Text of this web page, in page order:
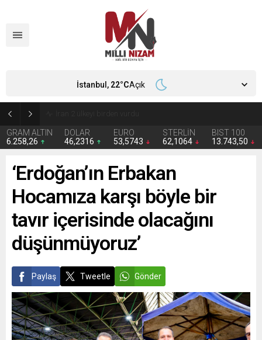
GRAM ALTIN
6.258,26
DOLAR
46,2316
EURO
53,5743
STERLİN
62,1064
BIST 100
13.743,50
İstanbul, 22°CAçık
‘Erdoğan’ın Erbakan
Hocamıza karşı böyle bir
tavır içerisinde olacağını
düşünmüyoruz’
Paylaş Tweetle Gönder